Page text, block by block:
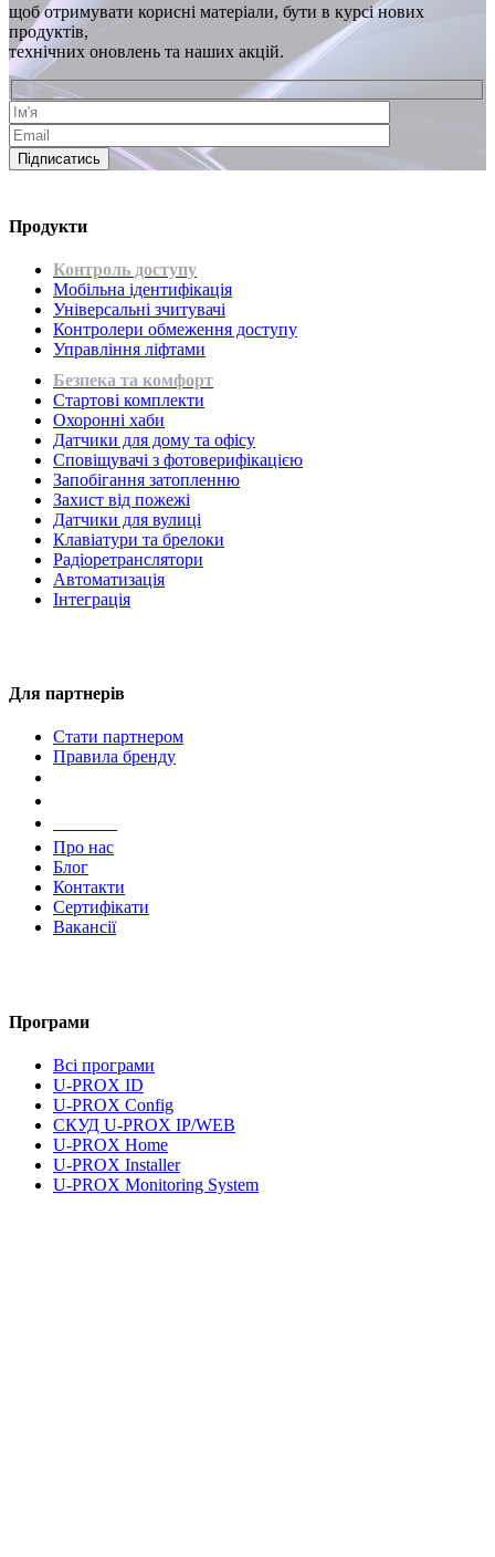
щоб отримувати корисні матеріали, бути в курсі нових
продуктів,
технічних оновлень та наших акцій.
Підписатись
Продукти
Контроль доступу
Мобільна ідентифікація
Універсальні зчитувачі
Контролери обмеження доступу
Управління ліфтами
Безпека та комфорт
Стартові комплекти
Охоронні хаби
Датчики для дому та офісу
Сповіщувачі з фотоверифікацією
Запобігання затопленню
Захист від пожежі
Датчики для вулиці
Клавіатури та брелоки
Радіоретранслятори
Автоматизація
Інтеграція
Для партнерів
Стати партнером
Правила бренду
Про нас
Блог
Контакти
Сертифікати
Вакансії
Програми
Всі програми
U-PROX ID
U-PROX Config
СКУД U-PROX IP/WEB
U-PROX Home
U-PROX Installer
U-PROX Monitoring System